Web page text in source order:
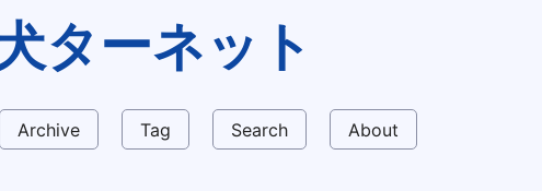
ターネット
Archive Tag Search About